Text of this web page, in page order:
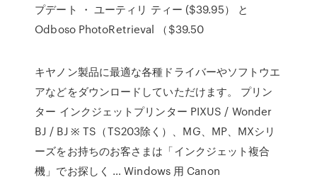
プデート ・ ユーティリ ティー ($39.95） と
Odboso PhotoRetrieval （$39.50
キヤノン製品に最適な各種ドライバーやソフトウエ
アなどをダウンロードしていただけます。 プリン
ター インクジェットプリンター PIXUS / Wonder
BJ / BJ ※ TS（TS203除く）、MG、MP、MXシリ
ーズをお持ちのお客さまは「インクジェット複合
機」でお探しく … Windows 用 Canon